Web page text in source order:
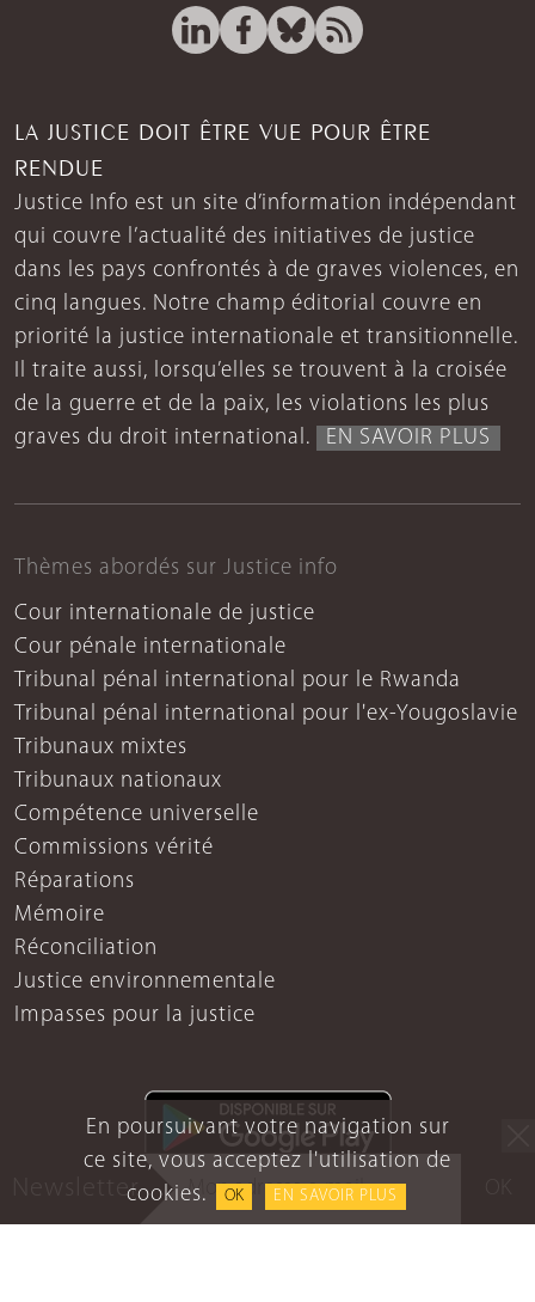
En poursuivant votre navigation sur
ce site, vous acceptez l'utilisation de
cookies.
OK EN SAVOIR PLUS
LA JUSTICE DOIT ÊTRE VUE POUR ÊTRE
RENDUE
Justice Info est un site d’information indépendant
qui couvre l’actualité des initiatives de justice
dans les pays confrontés à de graves violences, en
cinq langues. Notre champ éditorial couvre en
priorité la justice internationale et transitionnelle.
Il traite aussi, lorsqu’elles se trouvent à la croisée
de la guerre et de la paix, les violations les plus
graves du droit international.
EN SAVOIR PLUS
Thèmes abordés sur Justice info
Cour internationale de justice
Cour pénale internationale
Tribunal pénal international pour le Rwanda
Tribunal pénal international pour l'ex-Yougoslavie
Tribunaux mixtes
Tribunaux nationaux
Compétence universelle
Commissions vérité
Réparations
Mémoire
Réconciliation
Justice environnementale
Impasses pour la justice
Mentions légales
Newsletter